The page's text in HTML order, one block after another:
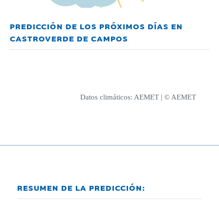
PREDICCIÓN DE LOS PRÓXIMOS DÍAS EN
CASTROVERDE DE CAMPOS
Datos climáticos: AEMET | © AEMET
RESUMEN DE LA PREDICCIÓN: